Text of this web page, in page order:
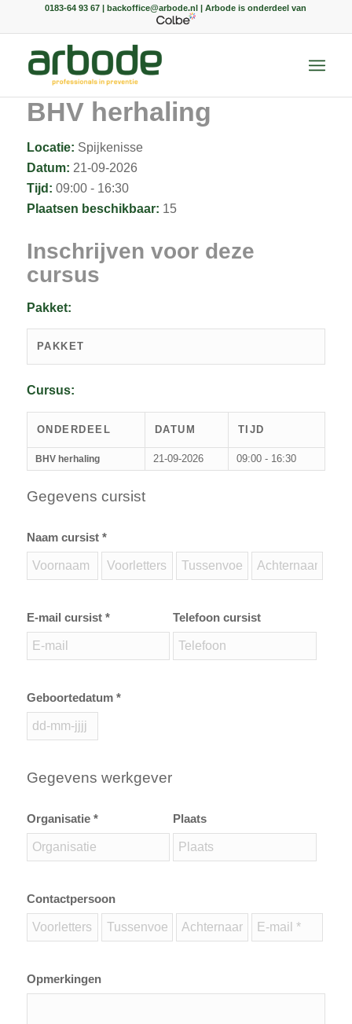
0183-64 93 67 | backoffice@arbode.nl | Arbode is onderdeel van
BHV herhaling
Locatie: Spijkenisse
Datum: 21-09-2026
Tijd: 09:00 - 16:30
Plaatsen beschikbaar: 15
Inschrijven voor deze
cursus
Pakket:
PAKKET
Cursus:
ONDERDEEL DATUM TIJD
BHV herhaling 21-09-2026 09:00 - 16:30
Gegevens cursist
Naam cursist *
E-mail cursist * Telefoon cursist
Geboortedatum *
Gegevens werkgever
Organisatie * Plaats
Contactpersoon
Opmerkingen